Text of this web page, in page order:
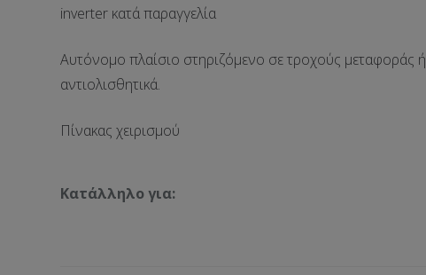
inverter κατά παραγγελία
Αυτόνομο πλαίσιο στηριζόμενο σε τροχούς μεταφοράς
αντιολισθητικά.
Πίνακας χειρισμού
Κατάλληλο για: